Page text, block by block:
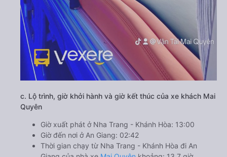
c. Lộ trình, giờ khởi hành và giờ kết thúc của xe khách Mai
Quyên
Giờ xuất phát ở Nha Trang - Khánh Hòa: 13:00
Giờ đến nơi ở An Giang: 02:42
Thời gian chạy từ Nha Trang - Khánh Hòa đi An